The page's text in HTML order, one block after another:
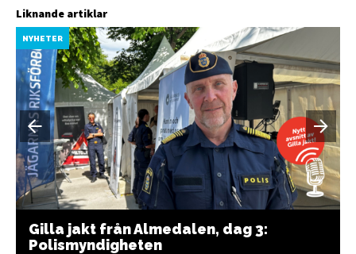
Liknande artiklar
NYHETER
Gilla jakt från Almedalen, dag 3:
Polismyndigheten